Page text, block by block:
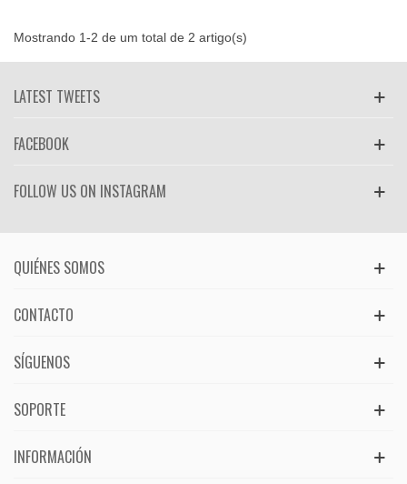
Mostrando 1-2 de um total de 2 artigo(s)
LATEST TWEETS
FACEBOOK
FOLLOW US ON INSTAGRAM
QUIÉNES SOMOS
CONTACTO
SÍGUENOS
SOPORTE
INFORMACIÓN